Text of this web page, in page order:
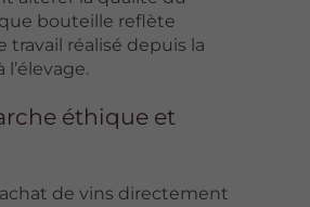
bouteille reflète
travail réalisé depuis la
l’élevage.
éthique et
de vins directement